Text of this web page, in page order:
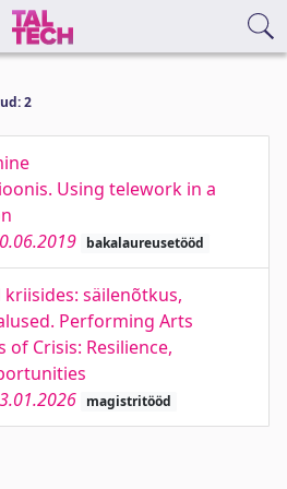
2
Using telework in a
bakalaureusetööd
säilenõtkus,
Performing Arts
Crisis: Resilience,
magistritööd